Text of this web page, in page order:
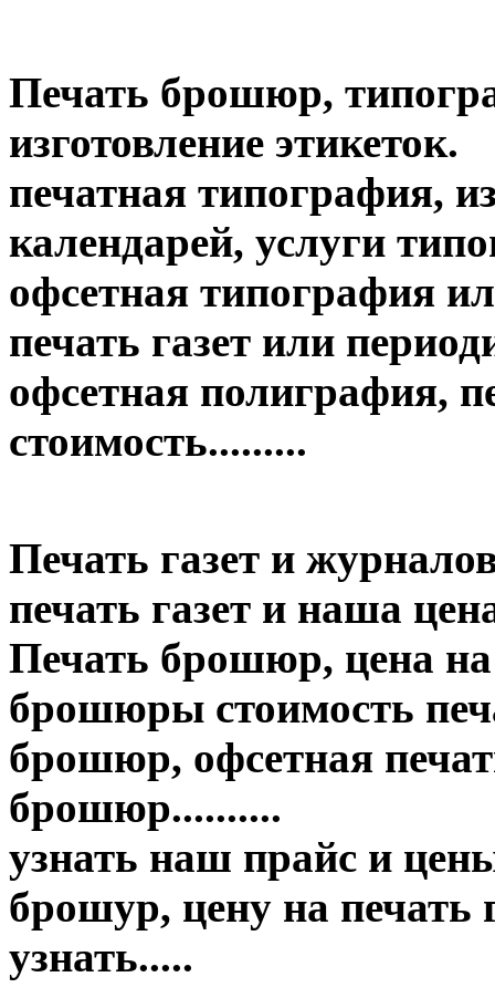
Печать брошюр,
изготовление этикеток.
печатная типография,
календарей, услуги
офсетная типография
печать газет или
офсетная полиграфия,
стоимость.........
Печать газет и
печать газет и наша
Печать брошюр, цена
брошюры стоимость
брошюр, офсетная
брошюр..........
узнать наш прайс и
брошур, цену на печать
узнать.....